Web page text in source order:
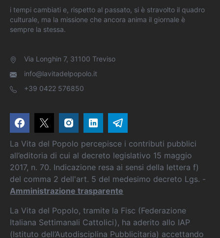
i tempi cambiati e, rispetto al passato, si è stravolto il quadro
culturale, ma la missione che ancora anima il giornale è
sempre la stessa.
Via Longhin 7, 31100 Treviso
info@lavitadelpopolo.it
+39 0422 576850
La Vita del Popolo percepisce i contributi pubblici
all’editoria di cui al decreto legislativo 15 maggio
2017, n. 70. Indicazione resa ai sensi della lettera f)
del comma 2 dell'art. 5 del medesimo decreto Lgs. -
Amministrazione trasparente
La Vita del Popolo, tramite la Fisc (Federazione
Italiana Settimanali Cattolici), ha aderito allo IAP
(Istituto dell’Autodisciplina Pubblicitaria) accettando